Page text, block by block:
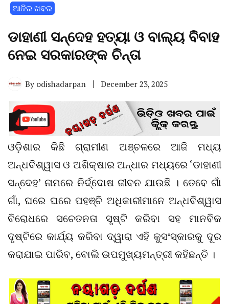
ଆଜିର ଖବର
ଡାହାଣୀ ସନ୍ଦେହ ହତ୍ୟା ଓ ବାଲ୍ୟ ବିବାହ
ନେଇ ସରକାରଙ୍କ ଚିନ୍ତା
By odishadarpan December 23, 2025
ଓଡ଼ିଶାର କିଛି ଗ୍ରାମୀଣ ଅଞ୍ଚଳରେ ଆଜି ମଧ୍ୟ
ଅନ୍ଧବିଶ୍ୱାସ ଓ ଅଶିକ୍ଷାର ଅନ୍ଧାର ମଧ୍ୟରେ ‘ଡାହାଣୀ
ସନ୍ଦେହ’ ନାମରେ ନିର୍ଦ୍ଦୋଷ ଜୀବନ ଯାଉଛି । ତେବେ ଗାଁ
ଗାଁ, ଘରେ ଘରେ ପହଞ୍ଚି ଅଧିକାରୀମାନେ ଅନ୍ଧବିଶ୍ୱାସ
ବିରୋଧରେ ସଚେତନତା ସୃଷ୍ଟି କରିବା ସହ ମାନବିକ
ଦୃଷ୍ଟିରେ କାର୍ଯ୍ୟ କରିବା ଦ୍ୱାରା ଏହି କୁସଂସ୍କାରକୁ ଦୂର
କରାଯାଇ ପାରିବ, ବୋଲି ଉପମୁଖ୍ୟମନ୍ତ୍ରୀ କହିଛନ୍ତି ।